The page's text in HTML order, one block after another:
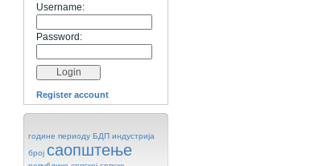
Username:
Password:
Register account
године периоду БДП индустрија
број саопштење